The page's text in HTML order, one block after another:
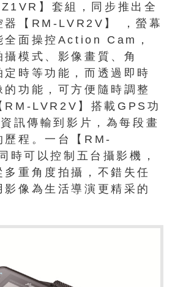
】套組，同步推出全
器【RM-LVR2V】 ，螢幕
全面操控Action Cam，
模式、影像畫質、角
定時等功能，而透過即時
的功能，可方便隨時調整
RM-LVR2V】搭載GPS功
訊傳輸到影片，為每段畫
歷程。一台【RM-
時可以控制五台攝影機，
多重角度拍攝，不錯失任
像為生活導演更精采的